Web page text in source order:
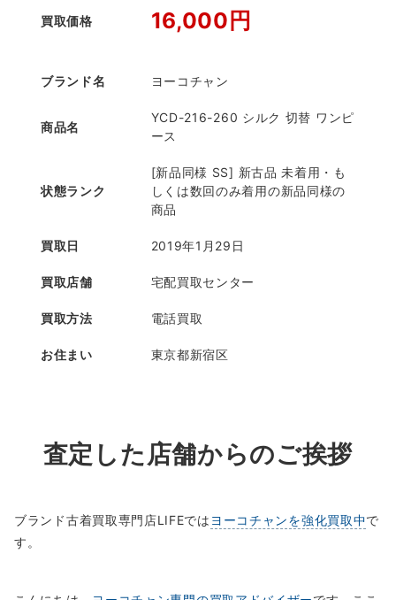
買取価格 16,000円
ブランド名 ヨーコチャン
商品名
YCD-216-260 シルク 切替 ワンピ
ース
状態ランク
[新品同様 SS] 新古品 未着用・も
しくは数回のみ着用の新品同様の
商品
買取日 2019年1月29日
買取店舗 宅配買取センター
買取方法 電話買取
お住まい 東京都新宿区
査定した店舗からのご挨拶
ブランド古着買取専門店LIFEでは ヨーコチャンを強化買取中で
す。